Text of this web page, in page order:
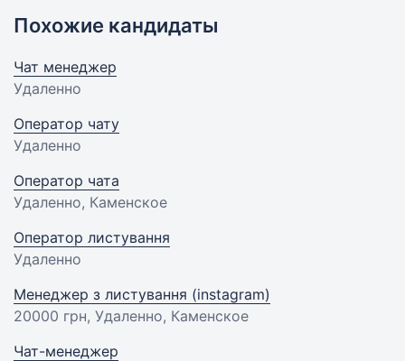
Похожие кандидаты
Чат менеджер
Удаленно
Оператор чату
Удаленно
Оператор чата
Удаленно, Каменское
Оператор листування
Удаленно
Менеджер з листування (instagram)
20000 грн, Удаленно, Каменское
Чат-менеджер